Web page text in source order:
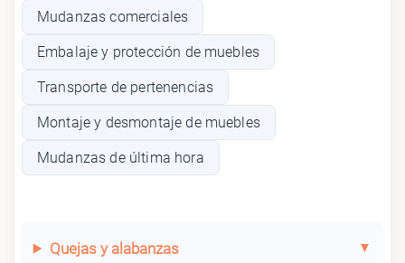
Mudanzas comerciales
Embalaje y protección de muebles
Transporte de pertenencias
Montaje y desmontaje de muebles
Mudanzas de última hora
Quejas y alabanzas